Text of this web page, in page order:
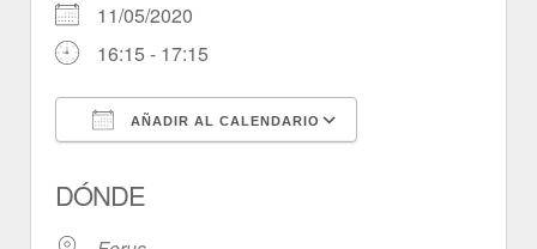
11/05/2020
16:15 - 17:15
AÑADIR AL CALENDARIO
DÓNDE